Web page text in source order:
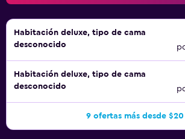
aplique un recargo).
Habitación deluxe, tipo de cama
desconocido
Habitación deluxe, tipo de cama
desconocido
9 ofertas más desde $20